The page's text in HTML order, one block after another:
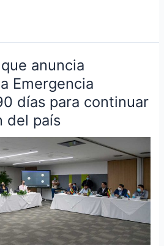
anuncia
Emergencia
días para continuar
del país